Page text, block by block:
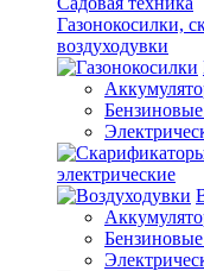
Газонокосилки,
воздуходувки
Бензиновые
электрические